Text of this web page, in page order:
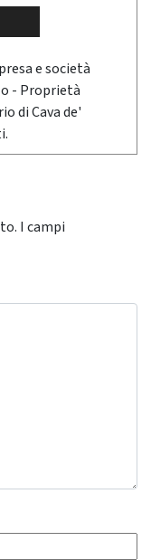
e società
- Proprietà
di Cava de'
I campi